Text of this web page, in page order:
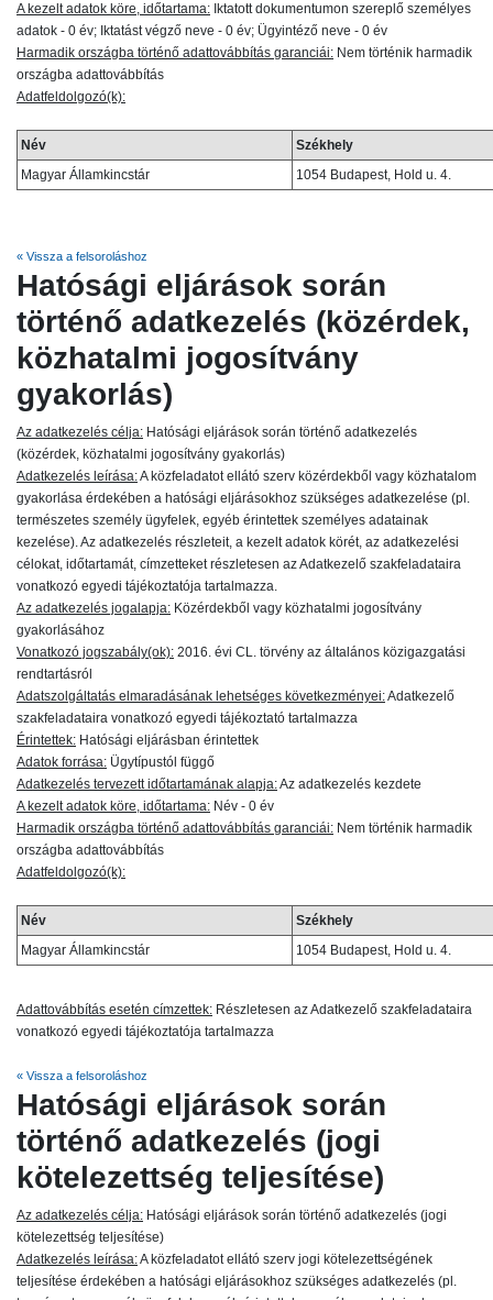
A kezelt adatok köre, időtartama: Iktatott dokumentumon szereplő személyes
adatok - 0 év; Iktatást végző neve - 0 év; Ügyintéző neve - 0 év
Harmadik országba történő adattovábbítás garanciái: Nem történik harmadik
országba adattovábbítás
Adatfeldolgozó(k):
Név
Székhely
Magyar Államkincstár
1054 Budapest, Hold u. 4.
« Vissza a felsoroláshoz
Hatósági eljárások során
történő adatkezelés (közérdek,
közhatalmi jogosítvány
gyakorlás)
Az adatkezelés célja: Hatósági eljárások során történő adatkezelés
(közérdek, közhatalmi jogosítvány gyakorlás)
Adatkezelés leírása:A közfeladatot ellátó szerv közérdekből vagy közhatalom
gyakorlása érdekében a hatósági eljárásokhoz szükséges adatkezelése (pl.
természetes személy ügyfelek, egyéb érintettek személyes adatainak
kezelése). Az adatkezelés részleteit, a kezelt adatok körét, az adatkezelési
célokat, időtartamát, címzetteket részletesen az Adatkezelő szakfeladataira
vonatkozó egyedi tájékoztatója tartalmazza.
Az adatkezelés jogalapja: Közérdekből vagy közhatalmi jogosítvány
gyakorlásához
Vonatkozó jogszabály(ok): 2016. évi CL. törvény az általános közigazgatási
rendtartásról
Adatszolgáltatás elmaradásának lehetséges következményei:Adatkezelő
szakfeladataira vonatkozó egyedi tájékoztató tartalmazza
Érintettek: Hatósági eljárásban érintettek
Adatok forrása: Ügytípustól függő
Adatkezelés tervezett időtartamának alapja:Az adatkezelés kezdete
A kezelt adatok köre, időtartama: Név - 0 év
Harmadik országba történő adattovábbítás garanciái: Nem történik harmadik
országba adattovábbítás
Adatfeldolgozó(k):
Név
Székhely
Magyar Államkincstár
1054 Budapest, Hold u. 4.
Adattovábbítás esetén címzettek: Részletesen az Adatkezelő szakfeladataira
vonatkozó egyedi tájékoztatója tartalmazza
« Vissza a felsoroláshoz
Hatósági eljárások során
történő adatkezelés (jogi
kötelezettség teljesítése)
Az adatkezelés célja: Hatósági eljárások során történő adatkezelés (jogi
kötelezettség teljesítése)
Adatkezelés leírása:A közfeladatot ellátó szerv jogi kötelezettségének
teljesítése érdekében a hatósági eljárásokhoz szükséges adatkezelés (pl.